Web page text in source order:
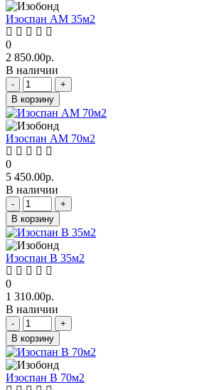
Изоспан AМ 35м2
0
2 850.00р.
В наличии
-
+
В корзину
Изоспан AМ 70м2
0
5 450.00р.
В наличии
-
+
В корзину
Изоспан В 35м2
0
1 310.00р.
В наличии
-
+
В корзину
Изоспан В 70м2